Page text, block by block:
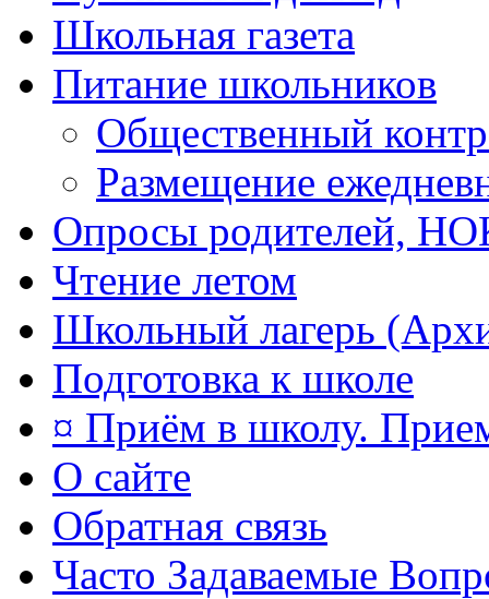
Школьная газета
Питание школьников
Общественный
Размещение
Опросы родителей,
Чтение летом
Школьный лагерь
Подготовка к школе
¤ Приём в школу.
О сайте
Обратная связь
Часто Задаваемые